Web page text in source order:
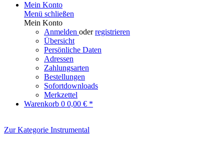
Mein Konto
Menü schließen
Mein Konto
Anmelden oderregistrieren
Übersicht
Persönliche Daten
Adressen
Zahlungsarten
Bestellungen
Sofortdownloads
Merkzettel
Warenkorb 0 0,00 € *
Zur Kategorie Instrumental